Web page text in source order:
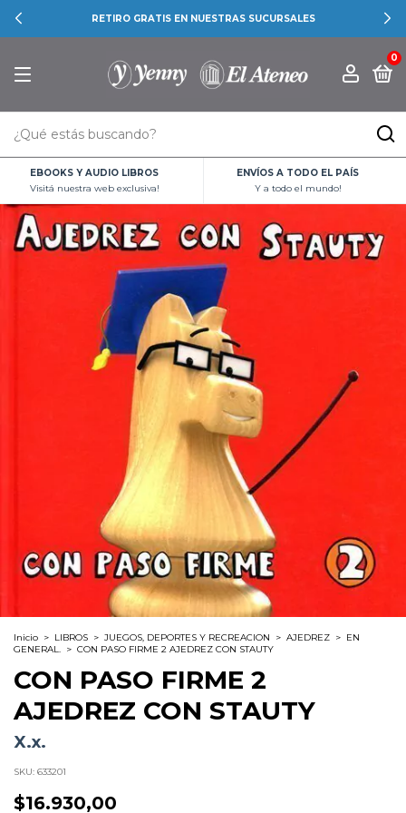
RETIRO GRATIS EN NUESTRAS SUCURSALES
0
EBOOKS Y AUDIO LIBROS
Visitá nuestra web exclusiva!
ENVÍOS A TODO EL PAÍS
Y a todo el mundo!
Inicio > LIBROS > JUEGOS, DEPORTES Y RECREACION > AJEDREZ > EN
GENERAL.
> CON PASO FIRME 2 AJEDREZ CON STAUTY
CON PASO FIRME 2
AJEDREZ CON STAUTY
X.x.
SKU: 633201
$16.930,00